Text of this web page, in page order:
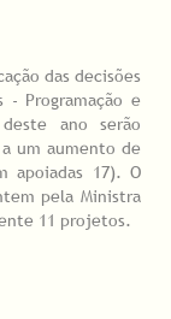
das decisões
Programação e
ano serão
um aumento de
apoiadas 17). O
pela Ministra
11 projetos.